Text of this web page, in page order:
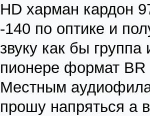
HD харман кардон
-140 по оптике и
звуку как бы группа
пионере формат BR
Местным
прошу напряться а